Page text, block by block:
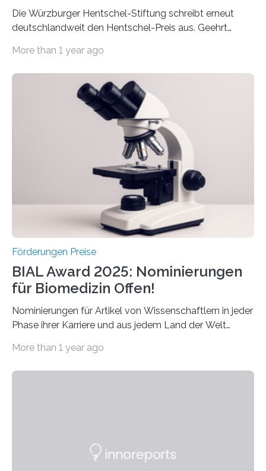
Die Würzburger Hentschel-Stiftung schreibt erneut
deutschlandweit den Hentschel-Preis aus. Geehrt
hochrangige wissenschaftliche Publikation zum Thema
Schlaganfall“ mit Sitz in Würzburg fördert die
Schlaganfallforschung, um die Behandlung der
Betroffenen zu verbessern. Dazu schreibt sie auch in
diesem Jahr wieder deutschlandweit den Hentschel-
Preis aus. Er richtet sich gezielt an jüngere
Forscherinnen und Forscher unter 40 Jahren. Geehrt
werden soll eine herausragende Doktorarbeit oder eine
hochrangige wissenschaftliche Publikation zum Thema
More than 1 year ago
Förderungen Preise
BIAL Award 2025: Nominierungen
für Biomedizin Offen!
Nominierungen für Artikel von Wissenschaftlern in jeder
Phase ihrer Karriere und aus jedem Land der Welt
Leben gerufen, um die bemerkenswertesten
Foundation, des BIAL Award in Biomedicine ist in
More than 1 year ago